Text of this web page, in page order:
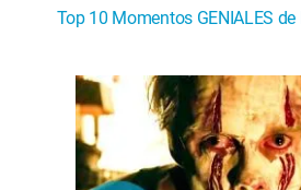
Top 10 Momentos GENIALES